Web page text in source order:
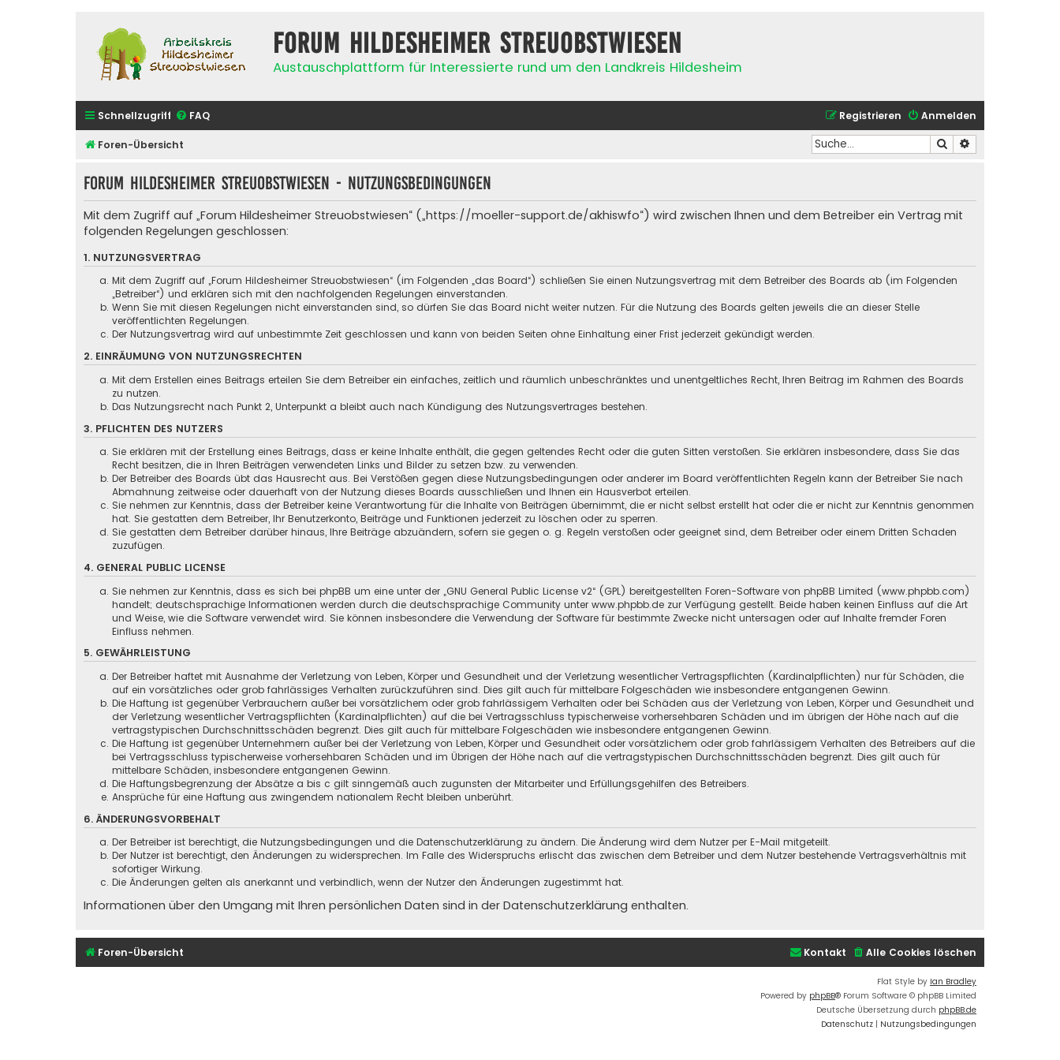
Forum Hildesheimer Streuobstwiesen
Austauschplattform für Interessierte rund um den Landkreis Hildesheim
Schnellzugriff FAQ Anmelden
Registrieren
Foren-Übersicht Suche
Forum Hildesheimer Streuobstwiesen - Nutzungsbedingungen
Mit dem Zugriff auf „Forum Hildesheimer Streuobstwiesen“ („https://moeller-support.de/akhiswfo“) wird zwischen Ihnen und dem Betreiber ein Vertrag mit
folgenden Regelungen geschlossen:
1. NUTZUNGSVERTRAG
Mit dem Zugriff auf „Forum Hildesheimer Streuobstwiesen“ (im Folgenden „das Board“) schließen Sie einen Nutzungsvertrag mit dem Betreiber des Boards ab (im Folgenden
„Betreiber“) und erklären sich mit den nachfolgenden Regelungen einverstanden.
Wenn Sie mit diesen Regelungen nicht einverstanden sind, so dürfen Sie das Board nicht weiter nutzen. Für die Nutzung des Boards gelten jeweils die an dieser Stelle
veröffentlichten Regelungen.
Der Nutzungsvertrag wird auf unbestimmte Zeit geschlossen und kann von beiden Seiten ohne Einhaltung einer Frist jederzeit gekündigt werden.
2. EINRÄUMUNG VON NUTZUNGSRECHTEN
Mit dem Erstellen eines Beitrags erteilen Sie dem Betreiber ein einfaches, zeitlich und räumlich unbeschränktes und unentgeltliches Recht, Ihren Beitrag im Rahmen des Boards
zu nutzen.
Das Nutzungsrecht nach Punkt 2, Unterpunkt a bleibt auch nach Kündigung des Nutzungsvertrages bestehen.
3. PFLICHTEN DES NUTZERS
Sie erklären mit der Erstellung eines Beitrags, dass er keine Inhalte enthält, die gegen geltendes Recht oder die guten Sitten verstoßen. Sie erklären insbesondere, dass Sie das
Recht besitzen, die in Ihren Beiträgen verwendeten Links und Bilder zu setzen bzw. zu verwenden.
Der Betreiber des Boards übt das Hausrecht aus. Bei Verstößen gegen diese Nutzungsbedingungen oder anderer im Board veröffentlichten Regeln kann der Betreiber Sie nach
Abmahnung zeitweise oder dauerhaft von der Nutzung dieses Boards ausschließen und Ihnen ein Hausverbot erteilen.
Sie nehmen zur Kenntnis, dass der Betreiber keine Verantwortung für die Inhalte von Beiträgen übernimmt, die er nicht selbst erstellt hat oder die er nicht zur Kenntnis genommen
hat. Sie gestatten dem Betreiber, Ihr Benutzerkonto, Beiträge und Funktionen jederzeit zu löschen oder zu sperren.
Sie gestatten dem Betreiber darüber hinaus, Ihre Beiträge abzuändern, sofern sie gegen o. g. Regeln verstoßen oder geeignet sind, dem Betreiber oder einem Dritten Schaden
zuzufügen.
4. GENERAL PUBLIC LICENSE
Sie nehmen zur Kenntnis, dass es sich bei phpBB um eine unter der „GNU General Public License v2“ (GPL) bereitgestellten Foren-Software von phpBB Limited (www.phpbb.com)
handelt; deutschsprachige Informationen werden durch die deutschsprachige Community unter www.phpbb.de zur Verfügung gestellt. Beide haben keinen Einfluss auf die Art
und Weise, wie die Software verwendet wird. Sie können insbesondere die Verwendung der Software für bestimmte Zwecke nicht untersagen oder auf Inhalte fremder Foren
Einfluss nehmen.
5. GEWÄHRLEISTUNG
Der Betreiber haftet mit Ausnahme der Verletzung von Leben, Körper und Gesundheit und der Verletzung wesentlicher Vertragspflichten (Kardinalpflichten) nur für Schäden, die
auf ein vorsätzliches oder grob fahrlässiges Verhalten zurückzuführen sind. Dies gilt auch für mittelbare Folgeschäden wie insbesondere entgangenen Gewinn.
Die Haftung ist gegenüber Verbrauchern außer bei vorsätzlichem oder grob fahrlässigem Verhalten oder bei Schäden aus der Verletzung von Leben, Körper und Gesundheit und
der Verletzung wesentlicher Vertragspflichten (Kardinalpflichten) auf die bei Vertragsschluss typischerweise vorhersehbaren Schäden und im übrigen der Höhe nach auf die
vertragstypischen Durchschnittsschäden begrenzt. Dies gilt auch für mittelbare Folgeschäden wie insbesondere entgangenen Gewinn.
Die Haftung ist gegenüber Unternehmern außer bei der Verletzung von Leben, Körper und Gesundheit oder vorsätzlichem oder grob fahrlässigem Verhalten des Betreibers auf die
bei Vertragsschluss typischerweise vorhersehbaren Schäden und im Übrigen der Höhe nach auf die vertragstypischen Durchschnittsschäden begrenzt. Dies gilt auch für
mittelbare Schäden, insbesondere entgangenen Gewinn.
Die Haftungsbegrenzung der Absätze a bis c gilt sinngemäß auch zugunsten der Mitarbeiter und Erfüllungsgehilfen des Betreibers.
Ansprüche für eine Haftung aus zwingendem nationalem Recht bleiben unberührt.
6. ÄNDERUNGSVORBEHALT
Der Betreiber ist berechtigt, die Nutzungsbedingungen und die Datenschutzerklärung zu ändern. Die Änderung wird dem Nutzer per E-Mail mitgeteilt.
Der Nutzer ist berechtigt, den Änderungen zu widersprechen. Im Falle des Widerspruchs erlischt das zwischen dem Betreiber und dem Nutzer bestehende Vertragsverhältnis mit
sofortiger Wirkung.
Die Änderungen gelten als anerkannt und verbindlich, wenn der Nutzer den Änderungen zugestimmt hat.
Informationen über den Umgang mit Ihren persönlichen Daten sind in der Datenschutzerklärung enthalten.
Foren-Übersicht Alle Cookies löschen
Kontakt
Flat Style by Ian Bradley
Powered by phpBB® Forum Software © phpBB Limited
Deutsche Übersetzung durch phpBB.de
Datenschutz | Nutzungsbedingungen